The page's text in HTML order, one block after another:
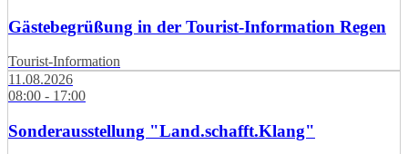
Gästebegrüßung in der Tourist-Information Regen
Tourist-Information
11.08.2026
08:00 - 17:00
Sonderausstellung "Land.schafft.Klang"